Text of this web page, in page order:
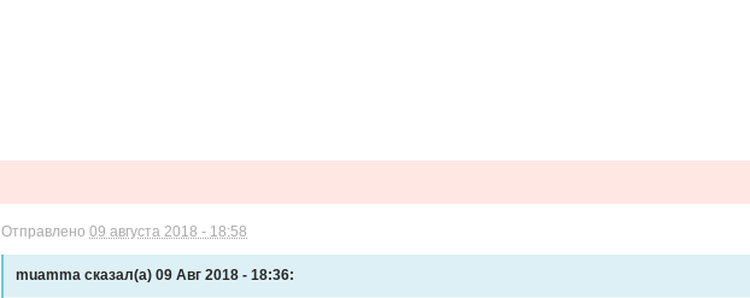
Отправлено09 августа 2018 - 18:58
muamma сказал(а) 09 Авг 2018 - 18:36: